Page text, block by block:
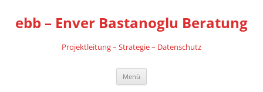
springen
ebb – Enver Bastanoglu Beratung
Projektleitung – Strategie – Datenschutz
Menü